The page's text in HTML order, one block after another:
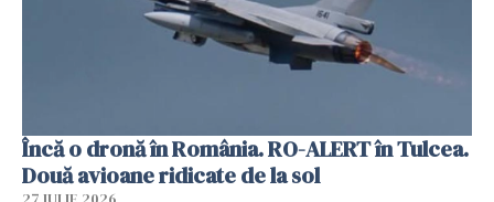
Încă o dronă în România. RO-ALERT în Tulcea.
Două avioane ridicate de la sol